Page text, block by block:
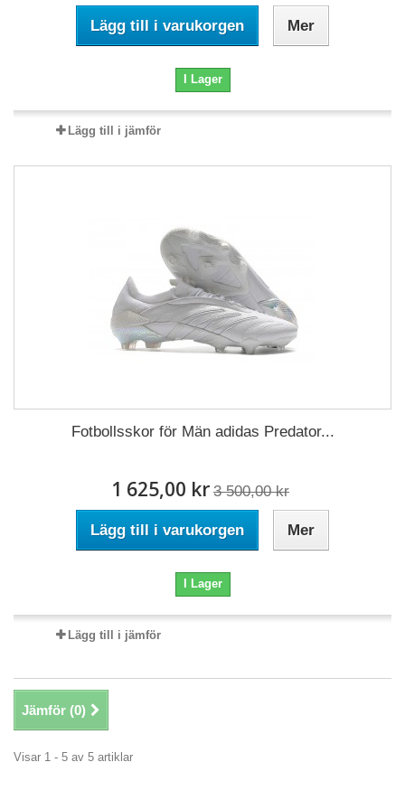
Lägg till i varukorgen Mer
I Lager
Lägg till i jämför
Fotbollsskor för Män adidas Predator...
1 625,00 kr 3 500,00 kr
Lägg till i varukorgen Mer
I Lager
Lägg till i jämför
Jämför (0)
Visar 1 - 5 av 5 artiklar